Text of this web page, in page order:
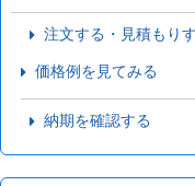
注文する・見積もり
価格例を見てみる
納期を確認する